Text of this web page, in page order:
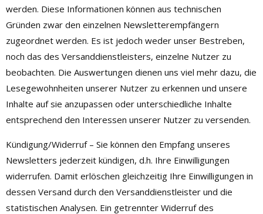
werden. Diese Informationen können aus technischen
Gründen zwar den einzelnen Newsletterempfängern
zugeordnet werden. Es ist jedoch weder unser Bestreben,
noch das des Versanddienstleisters, einzelne Nutzer zu
beobachten. Die Auswertungen dienen uns viel mehr dazu, die
Lesegewohnheiten unserer Nutzer zu erkennen und unsere
Inhalte auf sie anzupassen oder unterschiedliche Inhalte
entsprechend den Interessen unserer Nutzer zu versenden.
Kündigung/Widerruf – Sie können den Empfang unseres
Newsletters jederzeit kündigen, d.h. Ihre Einwilligungen
widerrufen. Damit erlöschen gleichzeitig Ihre Einwilligungen in
dessen Versand durch den Versanddienstleister und die
statistischen Analysen. Ein getrennter Widerruf des